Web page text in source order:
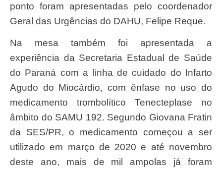
ponto foram apresentadas pelo coordenador
Geral das Urgências do DAHU, Felipe Reque.
Na mesa também foi apresentada a
experiência da Secretaria Estadual de Saúde
do Paraná com a linha de cuidado do Infarto
Agudo do Miocárdio, com ênfase no uso do
medicamento trombolítico Tenecteplase no
âmbito do SAMU 192. Segundo Giovana Fratin
da SES/PR, o medicamento começou a ser
utilizado em março de 2020 e até novembro
deste ano, mais de mil ampolas já foram